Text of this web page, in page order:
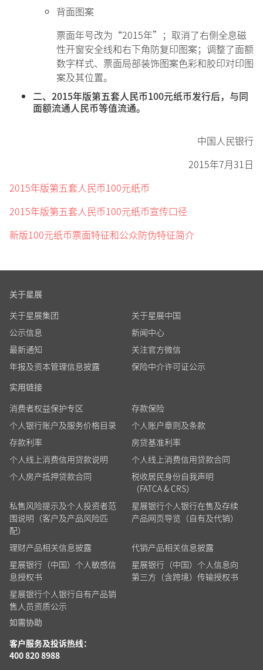
背面图案
票面年号改为“2015年”；取消了右侧全息磁
性开窗安全线和右下角防复印图案；调整了面额
数字样式、票面局部装饰图案色彩和胶印对印图
案及其位置。
二、2015年版第五套人民币100元纸币发行后，与同
面额流通人民币等值流通。
中国人民银行
2015年7月31日
2015年版第五套人民币100元纸币
2015年版第五套人民币100元纸币宣传口径
新版100元纸币票面特征和公众防伪特征简介
关于星展
关于星展集团
关于星展中国
公示信息
新闻中心
最新通知
关注官方微信
年报及资本管理信息披露
保险中介许可证公示
实用链接
消费者权益保护专区
存款保险
个人银行账户及服务价格目录
个人账户章则及条款
存款利率
房贷基准利率
个人线上消费信用贷款说明
个人线上消费信用贷款合同
个人房产抵押贷款合同
税收居民身份自我声明
（FATCA & CRS）
私售风险提示及个人投资者范
围说明（客户及产品风险匹
配）
星展银行个人银行在售及存续
产品网页导览（自有及代销）
理财产品相关信息披露
代销产品相关信息披露
星展银行（中国）个人敏感信
息授权书
星展银行（中国）个人信息向
第三方（含跨境）传输授权书
星展银行个人银行自有产品销
售人员资质公示
如需协助
客户服务及投诉热线：
400 820 8988